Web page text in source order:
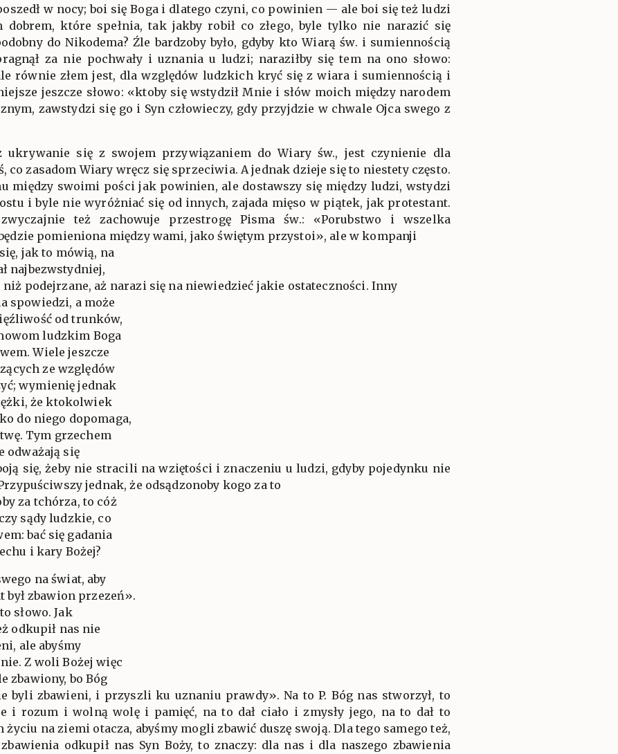
poszedł w nocy; boi się Boga i dlatego czyni, co powinien — ale boi się też ludzi
które spełnia, tak jakby robił co złego, byle tylko nie narazić się
do Nikodema? Źle bardzoby było, gdyby kto Wiarą św. i sumiennością
za nie pochwały i uznania u ludzi; naraziłby się tem na ono słowo:
równie złem jest, dla względów ludzkich kryć się z wiara i sumiennością i
jeszcze słowo: «ktoby się wstydził Mnie i słów moich między narodem
zawstydzi się go i Syn człowieczy, gdy przyjdzie w chwale Ojca swego z
ukrywanie się z swojem przywiązaniem do Wiary św., jest czynienie dla
co zasadom Wiary wręcz się sprzeciwia. A jednak dzieje się to niestety często.
między swoimi pości jak powinien, ale dostawszy się między ludzi, wstydzi
i byle nie wyróżniać się od innych, zajada mięso w piątek, jak protestant.
też zachowuje przestrogę Pisma św.: «Porubstwo i wszelka
pomieniona między wami, jako świętym przystoi», ale w kompanji
jak to mówią, na
najbezwstydniej,
podejrzane, aż narazi się na niewiedzieć jakie ostateczności. Inny
spowiedzi, a może
od trunków,
ludzkim Boga
Wiele jeszcze
ze względów
wymienię jednak
że ktokolwiek
do niego dopomaga,
Tym grzechem
odważają się
się, żeby nie stracili na wziętości i znaczeniu u ludzi, gdyby pojedynku nie
jednak, że odsądzonoby kogo za to
za tchórza, to cóż
sądy ludzkie, co
bać się gadania
i kary Bożej?
na świat, aby
był zbawion przezeń».
słowo. Jak
odkupił nas nie
ale abyśmy
Z woli Bożej więc
zbawiony, bo Bóg
byli zbawieni, i przyszli ku uznaniu prawdy». Na to P. Bóg nas stworzył, to
i rozum i wolną wolę i pamięć, na to dał ciało i zmysły jego, na to dał to
na ziemi otacza, abyśmy mogli zbawić duszę swoją. Dla tego samego też,
odkupił nas Syn Boży, to znaczy: dla nas i dla naszego zbawienia